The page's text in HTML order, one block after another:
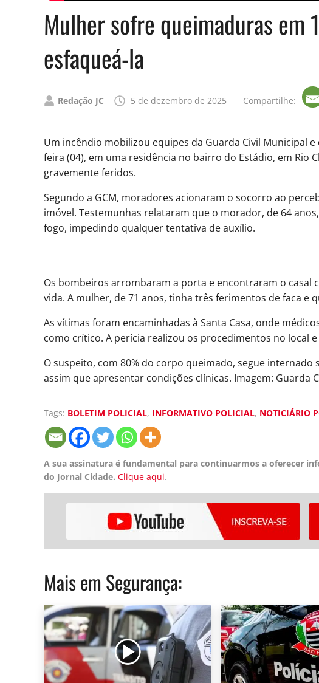
Mulher sofre queimaduras em
esfaqueá-la
Publicado
Redação JC 5 de dezembro de 2025 Compartilhe:
Um incêndio mobilizou equipes da Guarda Civil Municipal
feira (04), em uma residência no bairro do Estádio, em Rio
gravemente feridos.
Segundo a GCM, moradores acionaram o socorro ao
imóvel. Testemunhas relataram que o morador, de 64
fogo, impedindo qualquer tentativa de auxílio.
Os bombeiros arrombaram a porta e encontraram o casal
vida. A mulher, de 71 anos, tinha três ferimentos de faca e
As vítimas foram encaminhadas à Santa Casa, onde
como crítico. A perícia realizou os procedimentos no local
O suspeito, com 80% do corpo queimado, segue
assim que apresentar condições clínicas. Imagem: Guarda
Tags: BOLETIM POLICIAL, INFORMATIVO POLICIAL, NOTICIÁRIO
A sua assinatura é fundamental para continuarmos a oferecer
do Jornal Cidade. Clique aqui.
Mais emSegurança: